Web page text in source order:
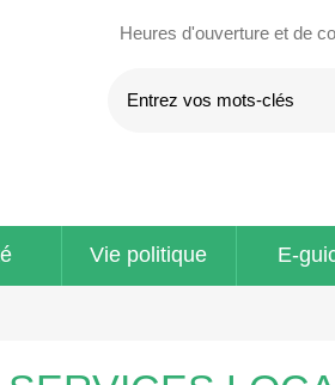
Heures d'ouverture et de
Vie politique E-